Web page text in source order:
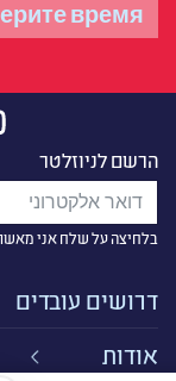
הרשם לניוזלטר
בלחיצה על שלח אני מאשר/
דרושים עובדים
אודות